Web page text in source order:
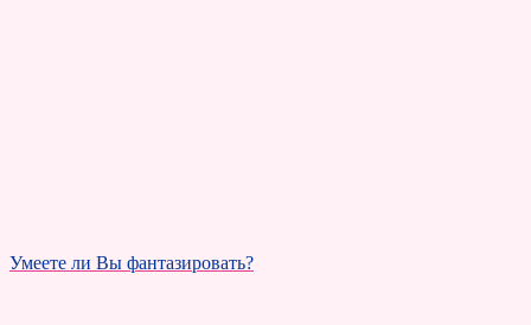
Умеете ли Вы фантазировать?